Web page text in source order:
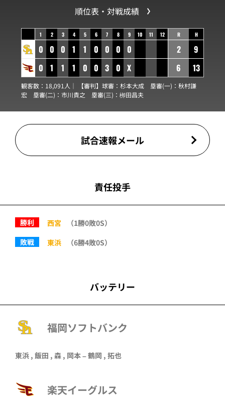
順位表・対戦成績
1 2 3 4 5 6 7 8 9 10 11 12
0 0 0 1 1 0 0 0 0
0
1 1 1 0 0 3 0 X
R H
2
9
6
13
観客数：18,091人｜ 【審判】球審： 杉本大成 塁審(一)： 秋村謙
宏 塁審(二)： 市川貴之 塁審(三)： 栁田昌夫
試合速報メール
責任投手
勝利 西宮
（1勝0敗0S）
敗戦
東浜 （6勝4敗0S）
バッテリー
福岡ソフトバンク
東浜 , 飯田 , 森 , 岡本–鶴岡 , 拓也
楽天イーグルス